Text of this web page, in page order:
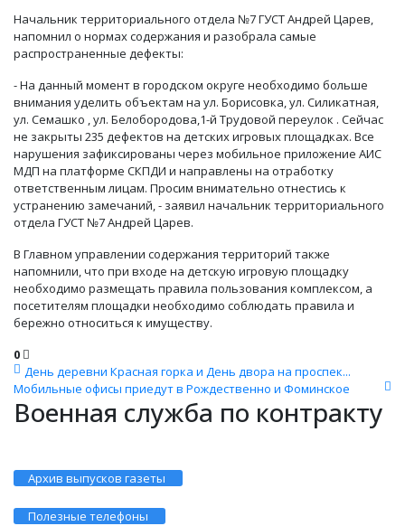
Начальник территориального отдела №7 ГУСТ Андрей Царев,
напомнил о нормах содержания и разобрала самые
распространенные дефекты:
- На данный момент в городском округе необходимо больше
внимания уделить объектам на ул. Борисовка, ул. Силикатная,
ул. Семашко , ул. Белобородова,1-й Трудовой переулок . Сейчас
не закрыты 235 дефектов на детских игровых площадках. Все
нарушения зафиксированы через мобильное приложение АИС
МДП на платформе СКПДИ и направлены на отработку
ответственным лицам. Просим внимательно отнестись к
устранению замечаний, - заявил начальник территориального
отдела ГУСТ №7 Андрей Царев.
В Главном управлении содержания территорий также
напомнили, что при входе на детскую игровую площадку
необходимо размещать правила пользования комплексом, а
посетителям площадки необходимо соблюдать правила и
бережно относиться к имуществу.
0
День деревни Красная горка и День двора на проспек...
Мобильные офисы приедут в Рождественно и Фоминское
Военная служба по контракту
Архив выпусков газеты
Полезные телефоны